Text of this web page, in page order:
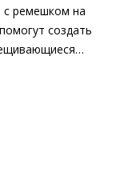
с ремешком на
создать
каблуком
и слегка
частью
Edition,